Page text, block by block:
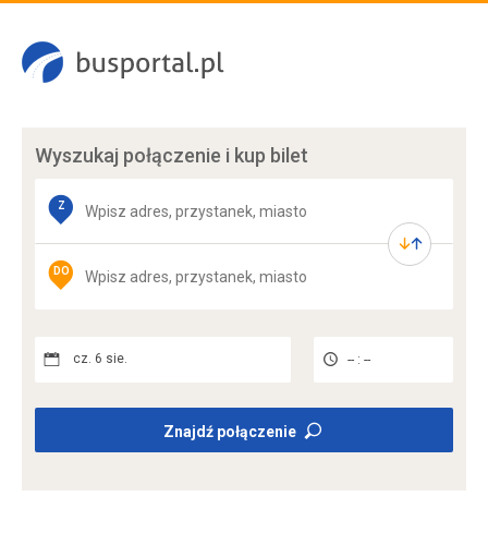
Wyszukaj połączenie i kup bilet
Z
DO
cz. 6 sie. -- : --
Znajdź połączenie